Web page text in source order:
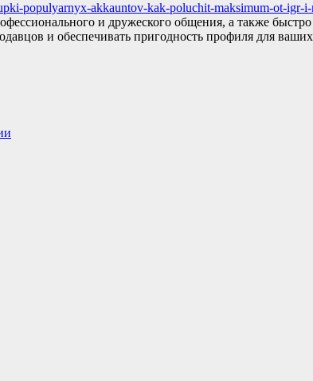
populyarnyx-akkauntov-kak-poluchit-maksimum-ot-igr-i-
и дружеского общения, а также
и обеспечивать пригодность профиля для